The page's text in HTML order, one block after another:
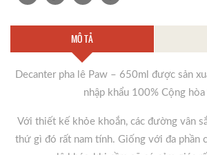
MÔ TẢ
Decanter pha lê Paw – 650ml được sản
nhập khẩu 100% Cộng hòa
Với thiết kế khỏe khoắn, các đường vân
thứ gì đó rất nam tính. Giống với đa phần